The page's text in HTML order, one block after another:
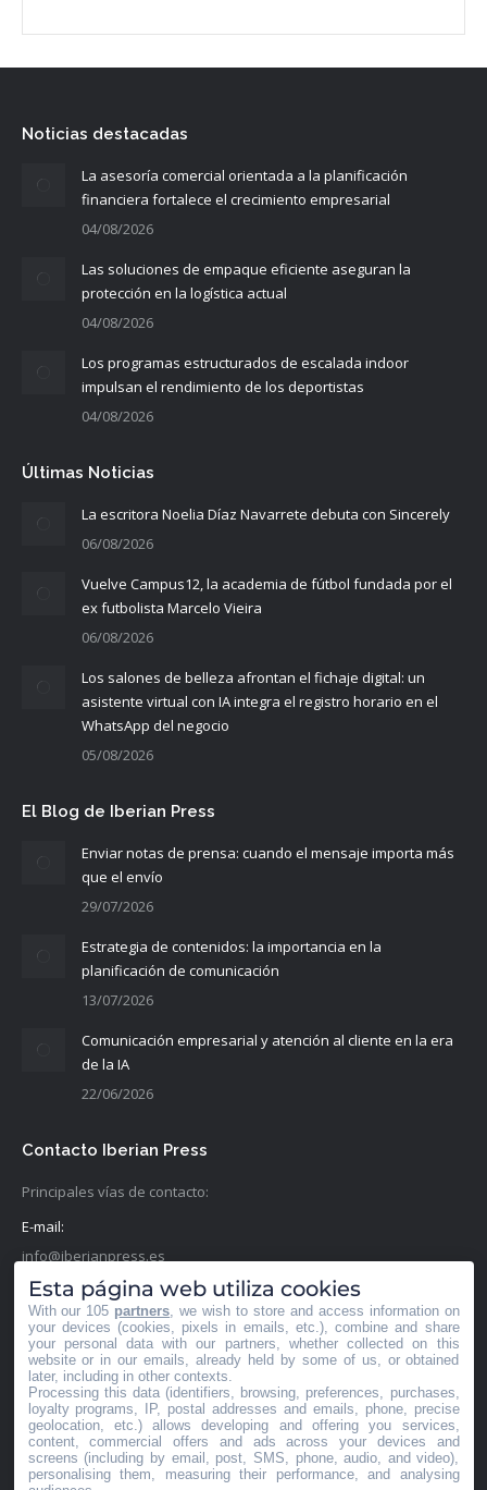
Noticias destacadas
La asesoría comercial orientada a la planificación
financiera fortalece el crecimiento empresarial
04/08/2026
Las soluciones de empaque eficiente aseguran la
protección en la logística actual
04/08/2026
Los programas estructurados de escalada indoor
impulsan el rendimiento de los deportistas
04/08/2026
Últimas Noticias
La escritora Noelia Díaz Navarrete debuta con Sincerely
06/08/2026
Vuelve Campus12, la academia de fútbol fundada por el
ex futbolista Marcelo Vieira
06/08/2026
Los salones de belleza afrontan el fichaje digital: un
asistente virtual con IA integra el registro horario en el
WhatsApp del negocio
05/08/2026
El Blog de Iberian Press
Enviar notas de prensa: cuando el mensaje importa más
que el envío
29/07/2026
Estrategia de contenidos: la importancia en la
planificación de comunicación
13/07/2026
Comunicación empresarial y atención al cliente en la era
de la IA
22/06/2026
Contacto Iberian Press
Principales vías de contacto:
E-mail:
info@iberianpress.es
Teléfono:
+34 911863556
Fax:
+34 911863556
Encuéntranos en:
Facebook
page
X
page
YouTube
page
Rss
page
Esta página web utiliza cookies
With our 105 partners , we wish to store and access information on
your devices (cookies, pixels in emails, etc.), combine and share
your personal data with our partners, whether collected on this
website or in our emails, already held by some of us, or obtained
later, including in other contexts.
Processing this data (identifiers, browsing, preferences, purchases,
loyalty programs, IP, postal addresses and emails, phone, precise
geolocation, etc.) allows developing and offering you services,
content, commercial offers and ads across your devices and
screens (including by email, post, SMS, phone, audio, and video),
personalising them, measuring their performance, and analysing